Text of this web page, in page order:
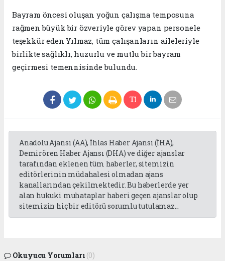
Bayram öncesi oluşan yoğun çalışma temposuna
rağmen büyük bir özveriyle görev yapan personele
teşekkür eden Yılmaz, tüm çalışanların aileleriyle
birlikte sağlıklı, huzurlu ve mutlu bir bayram
geçirmesi temennisinde bulundu.
Anadolu Ajansı (AA), İhlas Haber Ajansı (İHA),
Demirören Haber Ajansı (DHA) ve diğer ajanslar
tarafından eklenen tüm haberler, sitemizin
editörlerinin müdahalesi olmadan ajans
kanallarından çekilmektedir. Bu haberlerde yer
alan hukuki muhataplar haberi geçen ajanslar olup
sitemizin hiç bir editörü sorumlu tutulamaz...
Okuyucu Yorumları (0)